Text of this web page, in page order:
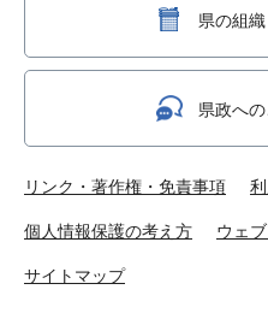
県の組
県政へ
リンク・著作権・免責事項
個人情報保護の考え方 ウェ
サイトマップ